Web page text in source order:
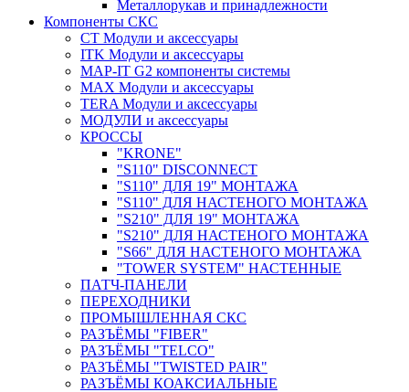
Металлорукав и принадлежности
Компоненты СКС
CT Модули и аксессуары
ITK Модули и аксессуары
MAP-IT G2 компоненты системы
MAX Модули и аксессуары
TERA Модули и аксессуары
МОДУЛИ и аксессуары
КРОССЫ
"KRONE"
"S110" DISCONNECT
"S110" ДЛЯ 19" МОНТАЖА
"S110" ДЛЯ НАСТЕНОГО МОНТАЖА
"S210" ДЛЯ 19" МОНТАЖА
"S210" ДЛЯ НАСТЕНОГО МОНТАЖА
"S66" ДЛЯ НАСТЕНОГО МОНТАЖА
"TOWER SYSTEM" НАСТЕННЫЕ
ПАТЧ-ПАНЕЛИ
ПЕРЕХОДНИКИ
ПРОМЫШЛЕННАЯ СКС
РАЗЪЁМЫ "FIBER"
РАЗЪЁМЫ "TELCO"
РАЗЪЁМЫ "TWISTED PAIR"
РАЗЪЁМЫ КОАКСИАЛЬНЫЕ